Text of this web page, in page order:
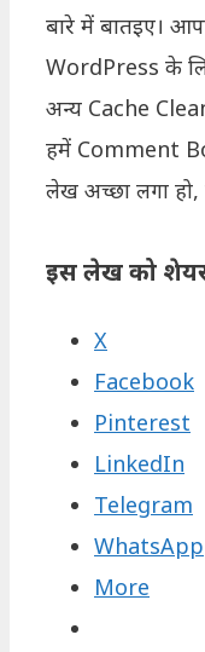
बारे में बातइए।
WordPress के
अन्य Cache
हमें Comment
लेख अच्छा लगा
इस लेख को शेयर
X
Facebook
Pinterest
LinkedIn
Telegram
WhatsApp
More